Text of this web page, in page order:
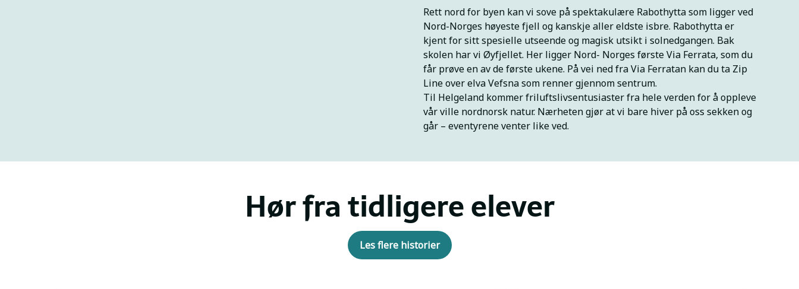
Rett nord for byen kan vi sove på spektakulære Rabothytta som ligger ved
Nord-Norges høyeste fjell og kanskje aller eldste isbre. Rabothytta er
kjent for sitt spesielle utseende og magisk utsikt i solnedgangen. Bak
skolen har vi Øyfjellet. Her ligger Nord- Norges første Via Ferrata, som du
får prøve en av de første ukene. På vei ned fra Via Ferratan kan du ta Zip
Line over elva Vefsna som renner gjennom sentrum.
Til Helgeland kommer friluftslivsentusiaster fra hele verden for å oppleve
vår ville nordnorsk natur. Nærheten gjør at vi bare hiver på oss sekken og
går – eventyrene venter like ved.
Hør fra tidligere elever
Les flere historier